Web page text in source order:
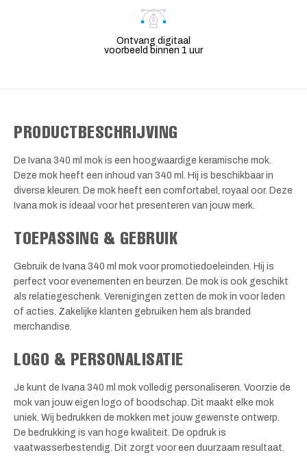
Ontvang digitaal
voorbeeld binnen 1 uur
PRODUCTBESCHRIJVING
De Ivana 340 ml mok is een hoogwaardige keramische mok.
Deze mok heeft een inhoud van 340 ml. Hij is beschikbaar in
diverse kleuren. De mok heeft een comfortabel, royaal oor. Deze
Ivana mok is ideaal voor het presenteren van jouw merk.
TOEPASSING & GEBRUIK
Gebruik de Ivana 340 ml mok voor promotiedoeleinden. Hij is
perfect voor evenementen en beurzen. De mok is ook geschikt
als relatiegeschenk. Verenigingen zetten de mok in voor leden
of acties. Zakelijke klanten gebruiken hem als branded
merchandise.
LOGO & PERSONALISATIE
Je kunt de Ivana 340 ml mok volledig personaliseren. Voorzie de
mok van jouw eigen logo of boodschap. Dit maakt elke mok
uniek. Wij bedrukken de mokken met jouw gewenste ontwerp.
De bedrukking is van hoge kwaliteit. De opdruk is
vaatwasserbestendig. Dit zorgt voor een duurzaam resultaat.